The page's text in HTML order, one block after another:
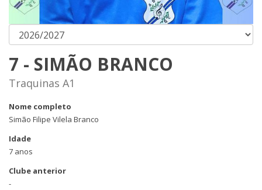
7 - SIMÃO BRANCO
Traquinas A1
Nome completo
Simão Filipe Vilela Branco
Idade
7 anos
Clube anterior
-